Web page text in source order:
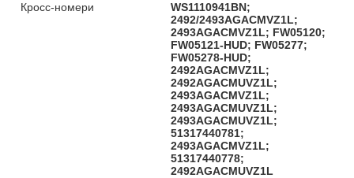
Кросс-номери
WS1110941BN;
2492/2493AGACMVZ1L;
2493AGACMVZ1L; FW05120;
FW05121-HUD; FW05277;
FW05278-HUD;
2492AGACMVZ1L;
2492AGACMUVZ1L;
2493AGACMVZ1L;
2493AGACMUVZ1L;
2493AGACMUVZ1L;
51317440781;
2493AGACMVZ1L;
51317440778;
2492AGACMUVZ1L